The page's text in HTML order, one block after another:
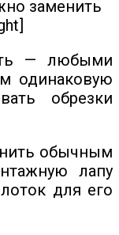
заменить
— любыми
одинаковую
обрезки
обычным
лапу
для его